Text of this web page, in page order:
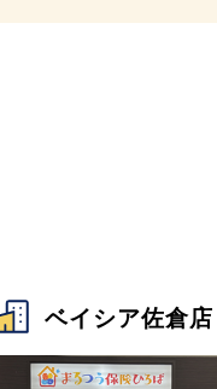
ベイシア佐倉店